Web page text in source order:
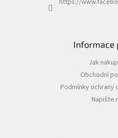
https://
Informace
Jak
Obchodní
Podmínky ochrany
Napište